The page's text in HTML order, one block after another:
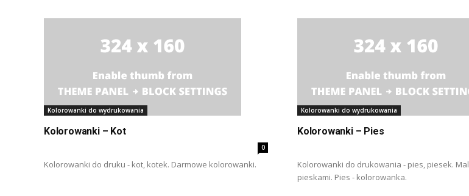
Kolorowanki do wydrukowania
Kolorowanki – Kot
0
Kolorowanki do druku - kot, kotek. Darmowe kolorowanki.
Kolorowanki do wydrukowania
Kolorowanki – Pies
Kolorowanki do drukowania - pies, piesek.
pieskami. Pies - kolorowanka.